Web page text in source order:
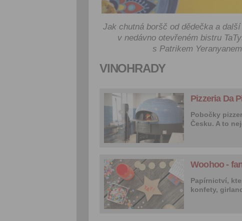
Jak chutná boršč od dědečka a
v nedávno otevřeném bistru
s Patrikem
VINOHRADY
Pizzeria Da
Pobočky
Česku. A to
Woohoo -
Papírnictví,
konfety,